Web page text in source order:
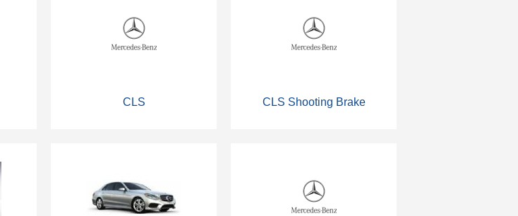
CLS CLS Shooting Brake